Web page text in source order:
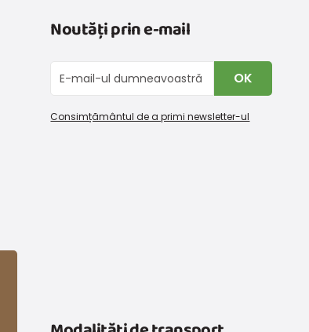
Noutăți prin e-mail
OK
Consimțământul de a primi newsletter-ul